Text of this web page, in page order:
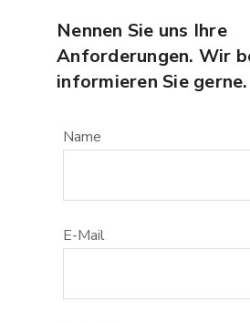
Nennen Sie uns Ihre
Anforderungen. Wir
informieren Sie gerne.
Name
E-Mail